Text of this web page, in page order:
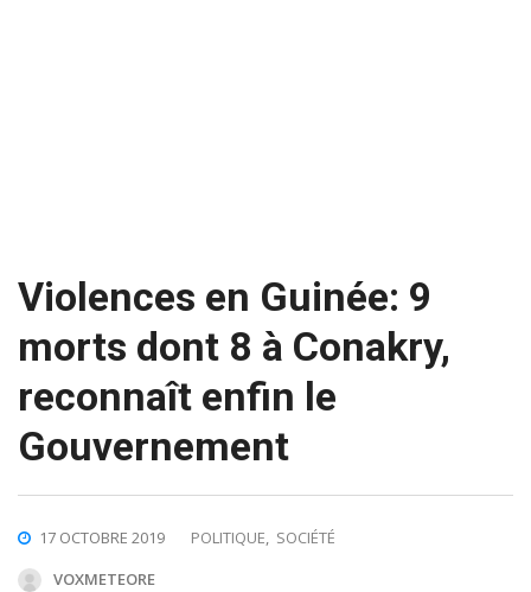
Violences en Guinée: 9
morts dont 8 à Conakry,
reconnaît enfin le
Gouvernement
17 OCTOBRE 2019 POLITIQUE, SOCIÉTÉ
VOXMETEORE